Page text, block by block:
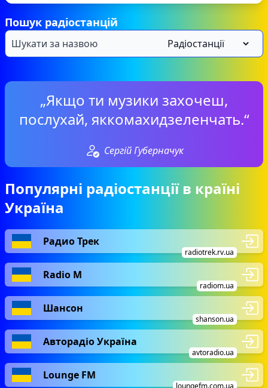
Пошук радіостанцій
„Якщо ти музики захочеш,
послухай, яккомахидзеленчать.“
Сергій Губерначук
Популярні радіостанції в країні
Україна
Радио Трек
radiotrek.rv.ua
Radio М
radiom.ua
Шансон
shanson.ua
Авторадіо Україна
avtoradio.ua
Lounge FM
loungefm.com.ua